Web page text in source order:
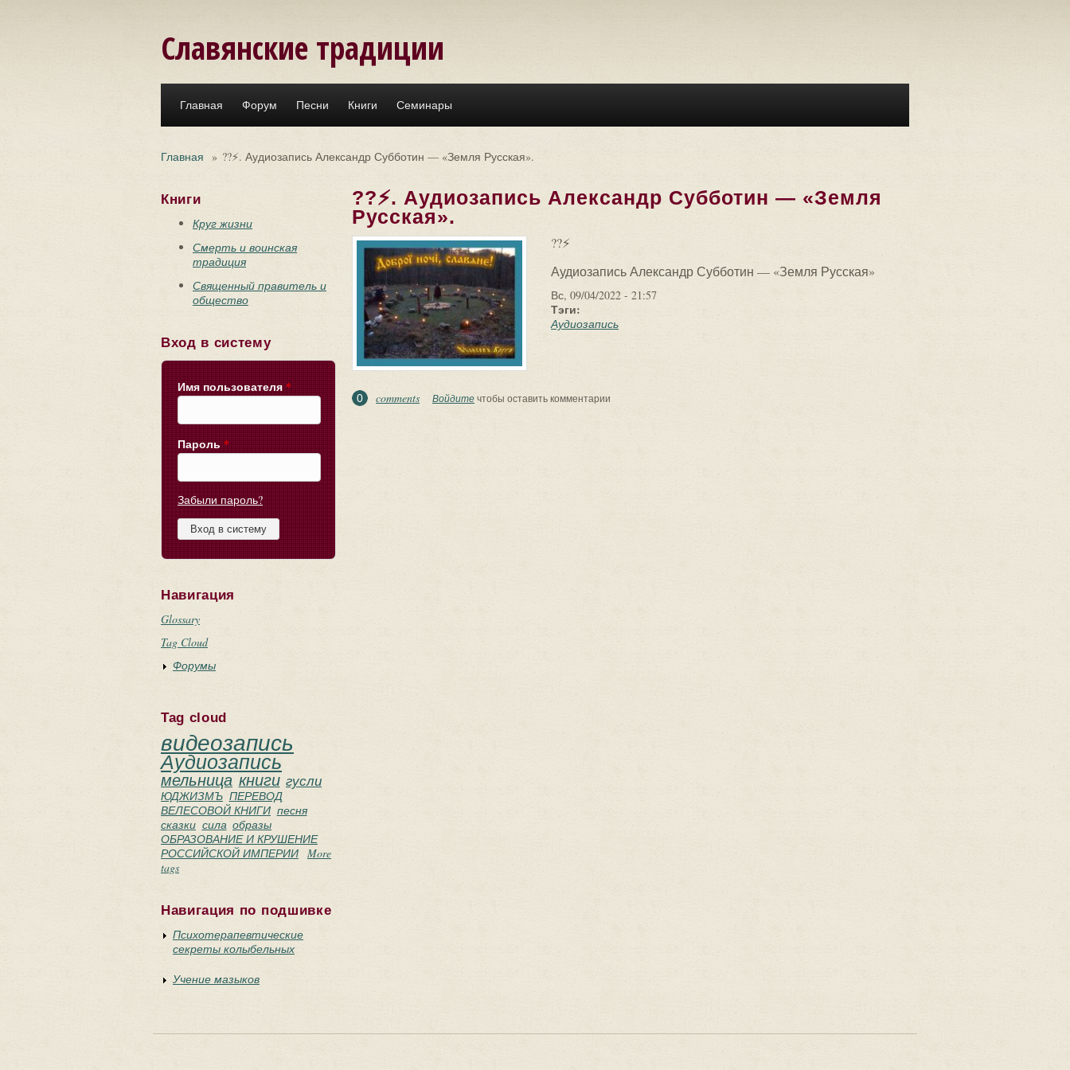
Славянские традиции
Главная Форум Песни Книги Семинары
Главная » ??⚡. Аудиозапись Александр Субботин — «Земля Русская».
Книги
Круг жизни
Смерть и воинская
традиция
Священный правитель и
общество
Вход в систему
Имя пользователя *
Пароль *
Забыли пароль?
Навигация
Glossary
Tag Cloud
Форумы
Tag cloud
видеозапись
Аудиозапись
мельница книги гусли
ЮДЖИЗМЪ ПЕРЕВОД
ВЕЛЕСОВОЙ КНИГИ песня
сказки сила образы
ОБРАЗОВАНИЕ И КРУШЕНИЕ
РОССИЙСКОЙ ИМПЕРИИ More
tags
Навигация по подшивке
Психотерапевтические
секреты колыбельных
Учение мазыков
??⚡. Аудиозапись Александр Субботин — «Земля
Русская».
??⚡
Аудиозапись Александр Субботин — «Земля Русская»
Вс, 09/04/2022 - 21:57
Тэги:
Аудиозапись
0 comments Войдитечтобы оставить комментарии